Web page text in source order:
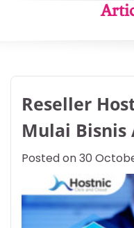
Reseller
Mulai Bisnis
Posted on30